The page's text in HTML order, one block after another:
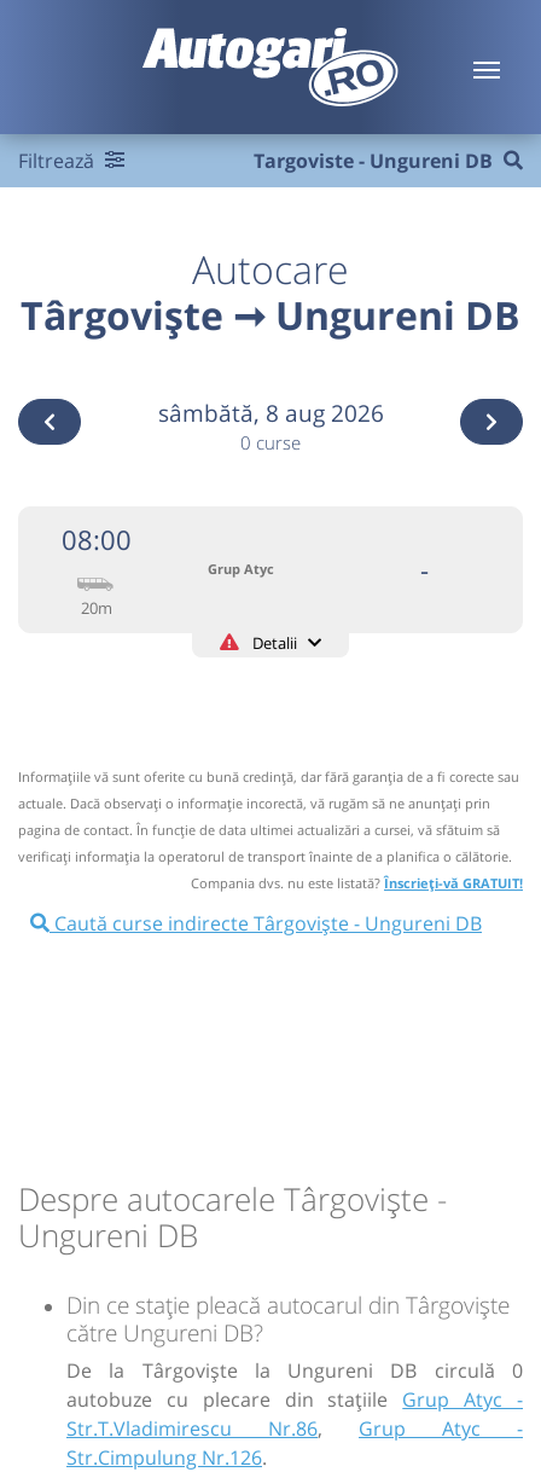
Filtrează Targoviste - Ungureni DB
Autocare
Târgoviște ➞ Ungureni DB
sâmbătă, 8 aug 2026
0 curse
08:00
20m
Grup Atyc -
Detalii
Circulă doar luni, marți, miercuri, joi și vineri
Nu a circulat?Semnalați aici
NOU!Pune poze din călătoria ta⤣
08:00 Târgoviște Grup Atyc -
Durată:
20min
Zile de circulație:
-
Sursa: GRUP ATYC SRL| Ultima actualizare: 11/2025
Informaţiile vă sunt oferite cu bună credinţă, dar fără garanţia de a fi corecte sau
actuale. Dacă observați o informaţie incorectă, vă rugăm să ne anunțați prin
pagina de contact. În funcție de data ultimei actualizări a cursei, vă sfătuim să
verificaţi informaţia la operatorul de transport înainte de a planifica o călătorie.
Compania dvs. nu este listată?Înscrieți-vă GRATUIT!
Caută curse indirecte Târgoviște - Ungureni DB
Despre autocarele Târgoviște -
Ungureni DB
Din ce stație pleacă autocarul din Târgoviște
către Ungureni DB?
De la Târgoviște la Ungureni DB circulă 0
autobuze cu plecare din stațiile Grup Atyc -
Str.T.Vladimirescu Nr.86, Grup Atyc -
Str.Cimpulung Nr.126.